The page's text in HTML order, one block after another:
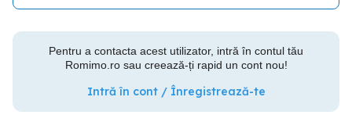
Pentru a contacta acest utilizator, intră în contul tău
Romimo.ro sau creează-ți rapid un cont nou!
Intră în cont / Înregistrează-te